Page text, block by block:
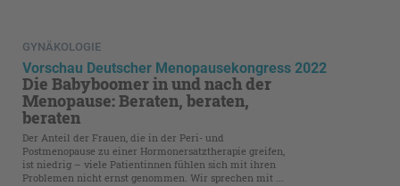
GYNÄKOLOGIE
Vorschau Deutscher Menopausekongress 2022
Die Babyboomer in und nach der
Menopause: Beraten, beraten,
beraten
Der Anteil der Frauen, die in der Peri- und
Postmenopause zu einer Hormonersatztherapie greifen,
ist niedrig – viele Patientinnen fühlen sich mit ihren
Problemen nicht ernst genommen. Wir sprechen mit ...